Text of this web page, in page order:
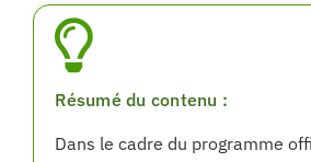
Résumé du contenu :
Dans le cadre du programme